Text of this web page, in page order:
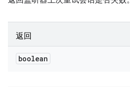
返回
boolean